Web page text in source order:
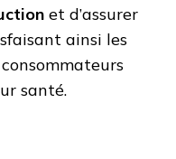
et d’assurer
ainsi les
santé.